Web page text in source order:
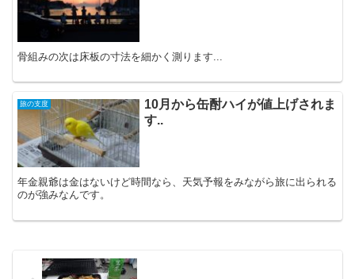
骨組みの次は床板の寸法を細かく測ります...
旅の支度
10月から缶酎ハイが値上げされま
す..
年金親爺は金はないけど時間なら、天気予報をみながら旅に出られる
のが強みなんです。